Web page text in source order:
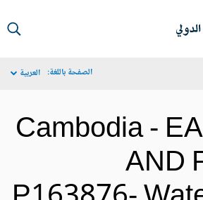
الصفحة باللغة: العربية
Cambodia -